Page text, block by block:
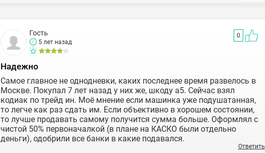
Гость
5 лет назад
0
Надежно
Самое главное не однодневки, каких последнее время развелось в
Москве. Покупал 7 лет назад у них же, шкоду а5. Сейчас взял
кодиак по трейд ин. Моё мнение если машинка уже подушатанная,
то легче как раз сдать им. Если объективно в хорошем состоянии,
то лучше продавать самому получится сумма больше. Оформлял с
чистой 50% первоначалкой (в плане на КАСКО были отдельно
деньги), одобрили все банки в какие подавался.
Ответить